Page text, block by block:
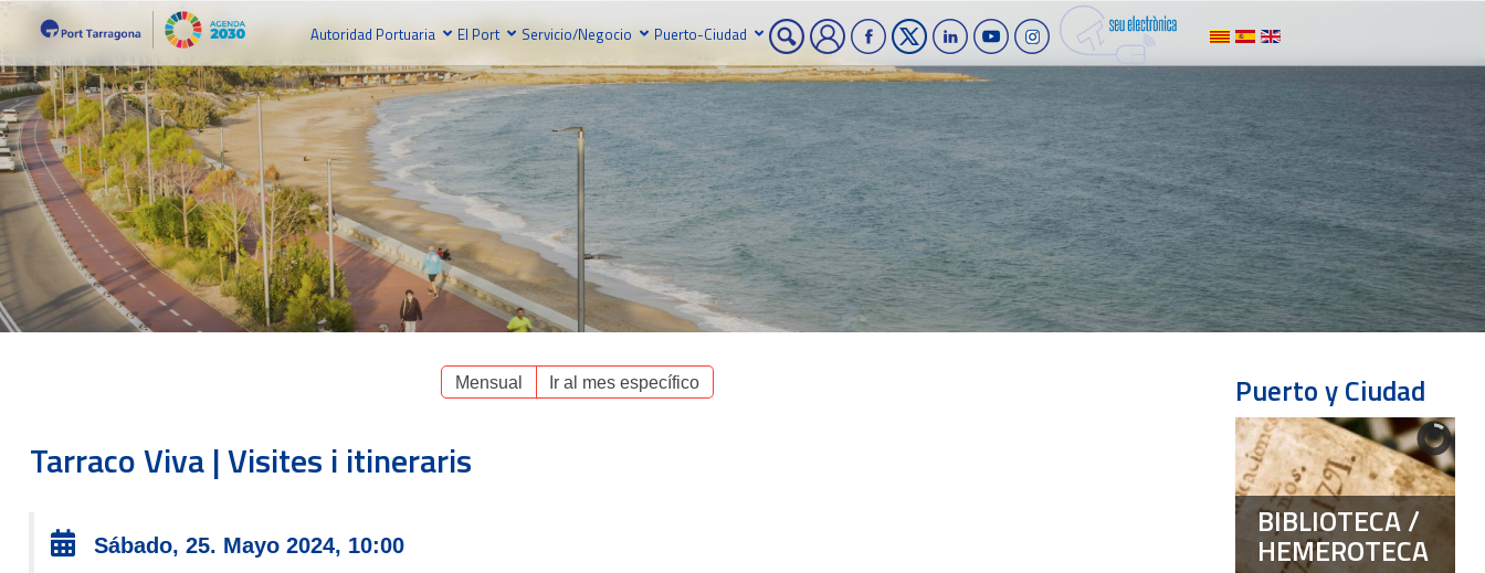
Autoridad Portuaria El Port Servicio/Negocio Puerto-Ciudad
Mensual Ir al mes específico
Tarraco Viva | Visites i itineraris
Sábado, 25. Mayo 2024, 10:00
Puerto y Ciudad
BIBLIOTECA /
HEMEROTECA